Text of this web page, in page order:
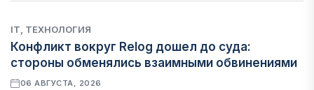
IT, ТЕХНОЛОГИЯ
Конфликт вокруг Relog дошел до суда:
стороны обменялись взаимными обвинениями
06 АВГУСТА, 2026